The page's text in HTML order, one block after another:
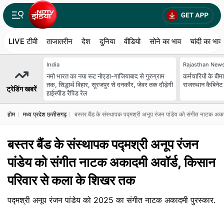
LIVE टीवी ताजातरीन देश दुनिया वीडियो सोने का भाव चांदी का भाव
ट्रेडिंग खबरें
India
नमो भारत का नया रूट नोएडा-गाजियाबाद से गुरुग्राम
तक, सिद्धार्थ विहार, सूरजपुर से दनकौर, जेवर तक दौड़ेगी
हाईस्पीड रैपिड रेल
Rajasthan
कर्मचारियों के
राजस्थान
होम मध्य प्रदेश छत्तीसगढ़ बस्तर बैंड के संस्थापक पद्मश्री अनूप रंजन पांडेय को संगीत नाटक
बस्तर बैंड के संस्थापक पद्मश्री अनूप रंजन
पांडेय को संगीत नाटक अकादमी अवॉर्ड, किसान
परिवार से कला के शिखर तक
पद्मश्री अनूप रंजन पांडेय को 2025 का संगीत नाटक अकादमी पुरस्कार.